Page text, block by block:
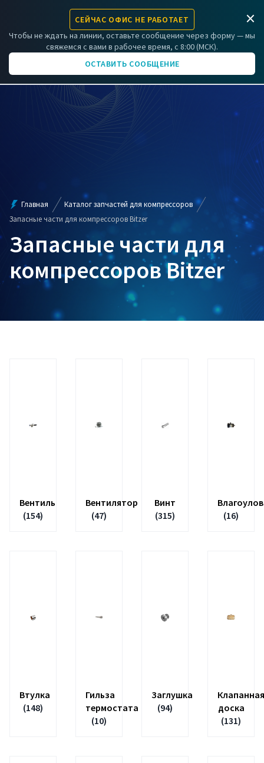
СЕЙЧАС ОФИС НЕ РАБОТАЕТ
Чтобы не ждать на линии, оставьте сообщение через форму — мы
свяжемся с вами в рабочее время, с 8:00 (МСК).
ОСТАВИТЬ СООБЩЕНИЕ
×
ЗАРЕГИСТРИРОВАТЬ КОМПРЕССОР
Главная
Каталог запчастей для компрессоров
Запасные части для компрессоров Bitzer
Запасные части для
компрессоров Bitzer
Вентиль
(154)
Вентилятор
(47)
Винт
(315)
(16)
Втулка
(148)
Гильза
термостата
(10)
Заглушка
(94)
Клапанная
доска
(131)